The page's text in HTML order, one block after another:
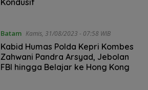
Kondusif
Batam Kamis, 31/08/2023 - 07:58 WIB
Kabid Humas Polda Kepri Kombes
Zahwani Pandra Arsyad, Jebolan
FBI hingga Belajar ke Hong Kong